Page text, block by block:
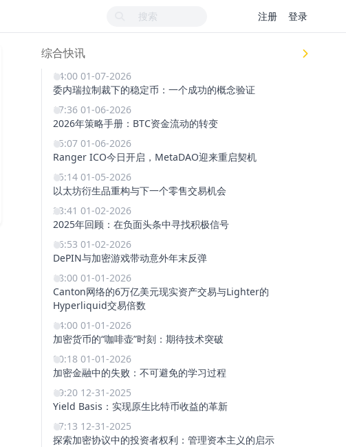
注册 登录
综合快讯
14:00 01-07-2026
委内瑞拉制裁下的稳定币：一个成功的概念验证
17:36 01-06-2026
2026年策略手册：BTC资金流动的转变
15:07 01-06-2026
Ranger ICO今日开启，MetaDAO迎来重启契机
15:14 01-05-2026
以太坊衍生品重构与下一个零售交易机会
23:41 01-02-2026
2025年回顾：在负面头条中寻找积极信号
16:53 01-02-2026
DePIN与加密游戏带动意外年末反弹
18:00 01-01-2026
Canton网络的6万亿美元现实资产交易与Lighter的
Hyperliquid交易倍数
14:00 01-01-2026
加密货币的“咖啡壶”时刻：期待技术突破
00:18 01-01-2026
加密金融中的失败：不可避免的学习过程
19:20 12-31-2025
Yield Basis：实现原生比特币收益的革新
17:13 12-31-2025
探索加密协议中的投资者权利：管理资本主义的启示